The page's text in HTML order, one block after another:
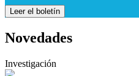
Leer el boletín
Novedades
Investigación